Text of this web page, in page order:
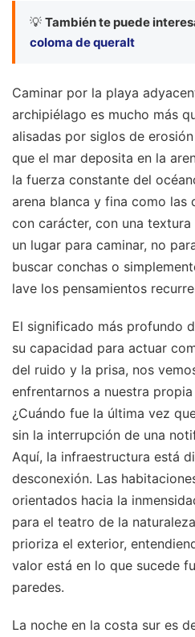
💡 También te puede
coloma de queralt
Caminar por la playa
archipiélago es mucho más
alisadas por siglos de
que el mar deposita en la
la fuerza constante del
arena blanca y fina como las
con carácter, con una
un lugar para caminar, no
buscar conchas o
lave los pensamientos
El significado más profundo
su capacidad para actuar
del ruido y la prisa, nos
enfrentarnos a nuestra
¿Cuándo fue la última vez
sin la interrupción de una
Aquí, la infraestructura está
desconexión. Las
orientados hacia la
para el teatro de la
prioriza el exterior,
valor está en lo que sucede
paredes.
La noche en la costa sur es